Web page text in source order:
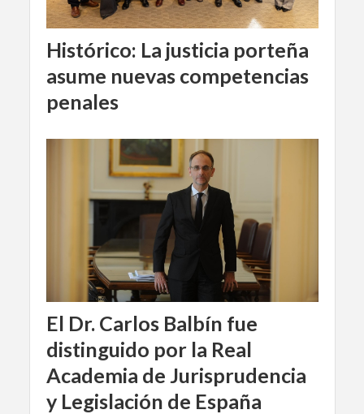
Histórico: La justicia porteña
asume nuevas competencias
penales
El Dr. Carlos Balbín fue
distinguido por la Real
Academia de Jurisprudencia
y Legislación de España